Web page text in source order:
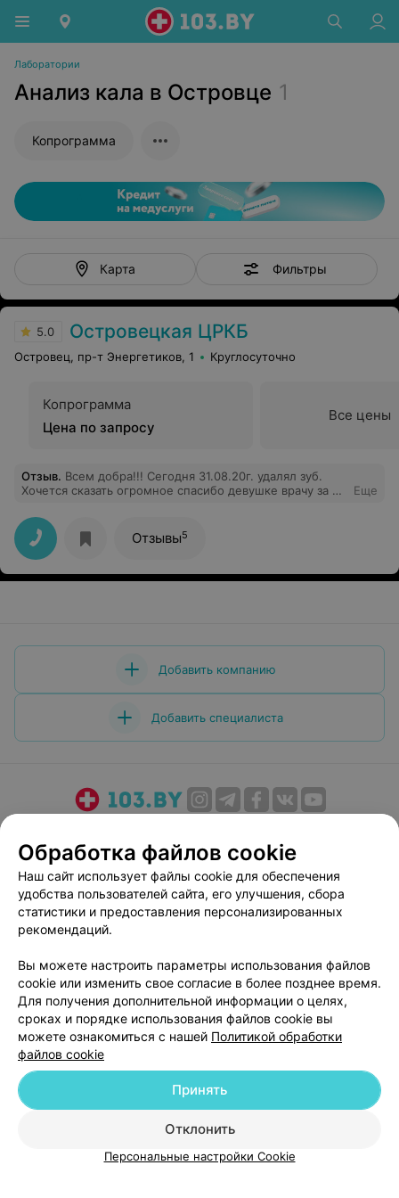
Лаборатории
Анализ кала в Островце 1
Копрограмма
Карта Фильтры
5.0 Островецкая ЦРКБ
Островец, пр-т Энергетиков, 1 Круглосуточно
Копрограмма
Цена по запросу
Все цены
Отзыв. Всем добра!!! Сегодня 31.08.20г. удалял зуб.
Хочется сказать огромное спасибо девушке врачу за её
Успехов Вам и всего светлого и чистого!!!
Еще
Отзывы5
Добавить компанию
Добавить специалиста
Медицинский маркетинг
Публичный договор
Пользовательское соглашение
Способы оплаты
Вакансии
Партнеры
Персональные настройки cookie
Обработка персональных данных
© 2026 ООО «Артокс Лаб», УНП 191700409| 220012, Республика Беларусь,
Обработка файлов cookie
Наш сайт использует файлы cookie для обеспечения
удобства пользователей сайта, его улучшения, сбора
статистики и предоставления персонализированных
рекомендаций.
Вы можете настроить параметры использования файлов
cookie или изменить свое согласие в более позднее время.
Для получения дополнительной информации о целях,
сроках и порядке использования файлов cookie вы
можете ознакомиться с нашей Политикой обработки
файлов cookie
Отклонить
Принять
Персональные настройки Cookie